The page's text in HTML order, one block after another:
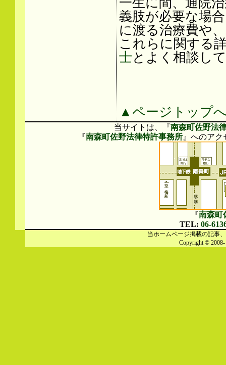
一生に間、通院
義肢が必要な場
に渡る治療費や
これらに関する
士とよく相談し
▲ページトップ
当サイトは、『 南森町佐野法
『 南森町佐野法律特許事務所』へのア
『 南森町
TEL: 06-
当ホームページ掲載の記事
Copyright © 2008-